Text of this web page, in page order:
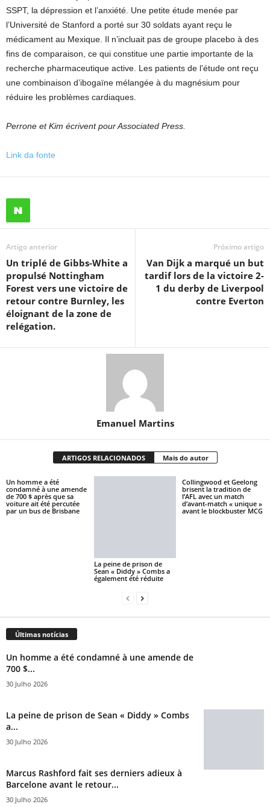
SSPT, la dépression et l’anxiété. Une petite étude menée par
l’Université de Stanford a porté sur 30 soldats ayant reçu le
médicament au Mexique. Il n’incluait pas de groupe placebo à des
fins de comparaison, ce qui constitue une partie importante de la
recherche pharmaceutique active. Les patients de l’étude ont reçu
une combinaison d’ibogaïne mélangée à du magnésium pour
réduire les problèmes cardiaques.
Perrone et Kim écrivent pour Associated Press.
Link da fonte
Artigo anterior
Un triplé de Gibbs-White a
propulsé Nottingham
Forest vers une victoire de
retour contre Burnley, les
éloignant de la zone de
relégation.
Próximo artigo
Van Dijk a marqué un but
tardif lors de la victoire 2-
1 du derby de Liverpool
contre Everton
Emanuel Martins
ARTIGOS RELACIONADOS Mais do autor
Un homme a été
condamné à une amende
de 700 $ après que sa
voiture ait été percutée
par un bus de Brisbane
La peine de prison de
Sean « Diddy » Combs a
également été réduite
Collingwood et Geelong
brisent la tradition de
l’AFL avec un match
d’avant-match « unique »
avant le blockbuster MCG
Últimas notícias
Un homme a été condamné à une amende de
700 $...
30 Julho 2026
La peine de prison de Sean « Diddy » Combs
a...
30 Julho 2026
Marcus Rashford fait ses derniers adieux à
Barcelone avant le retour...
30 Julho 2026